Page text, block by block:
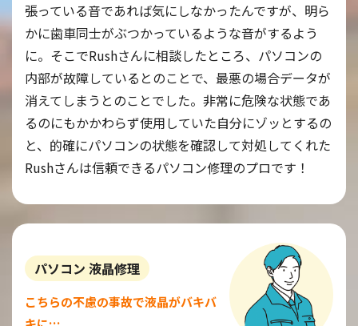
張っている音であれば気にしなかったんですが、明ら
かに歯車同士がぶつかっているような音がするよう
に。そこでRushさんに相談したところ、パソコンの
内部が故障しているとのことで、最悪の場合データが
消えてしまうとのことでした。非常に危険な状態であ
るのにもかかわらず使用していた自分にゾッとするの
と、的確にパソコンの状態を確認して対処してくれた
Rushさんは信頼できるパソコン修理のプロです！
パソコン 液晶修理
こちらの不慮の事故で液晶がバキバ